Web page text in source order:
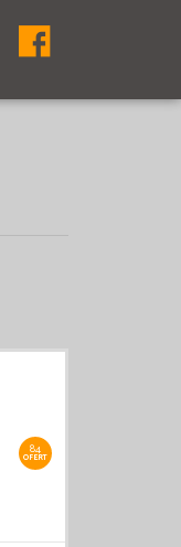
84
OFERT